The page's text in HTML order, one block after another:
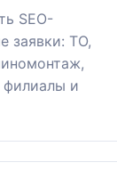
SEO-
заявки: ТО,
и